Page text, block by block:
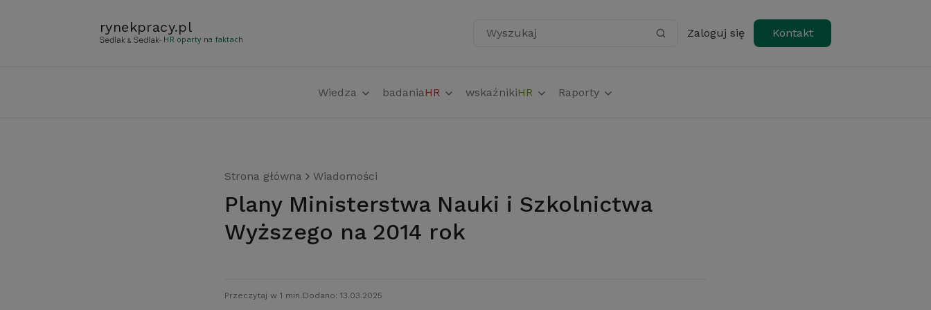
rynekpracy.pl
- HR oparty na faktach Wyszukaj Zaloguj się Kontakt
Wiedza badaniaHR wskaźnikiHR Raporty
Strona główna Wiadomości
Plany Ministerstwa Nauki i Szkolnictwa
Wyższego na 2014 rok
Przeczytaj w 1 min. Dodano: 13.03.2025